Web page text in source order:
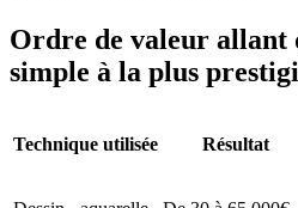
Ordre de valeur allant
simple à la plus
Technique utilisée Résultat